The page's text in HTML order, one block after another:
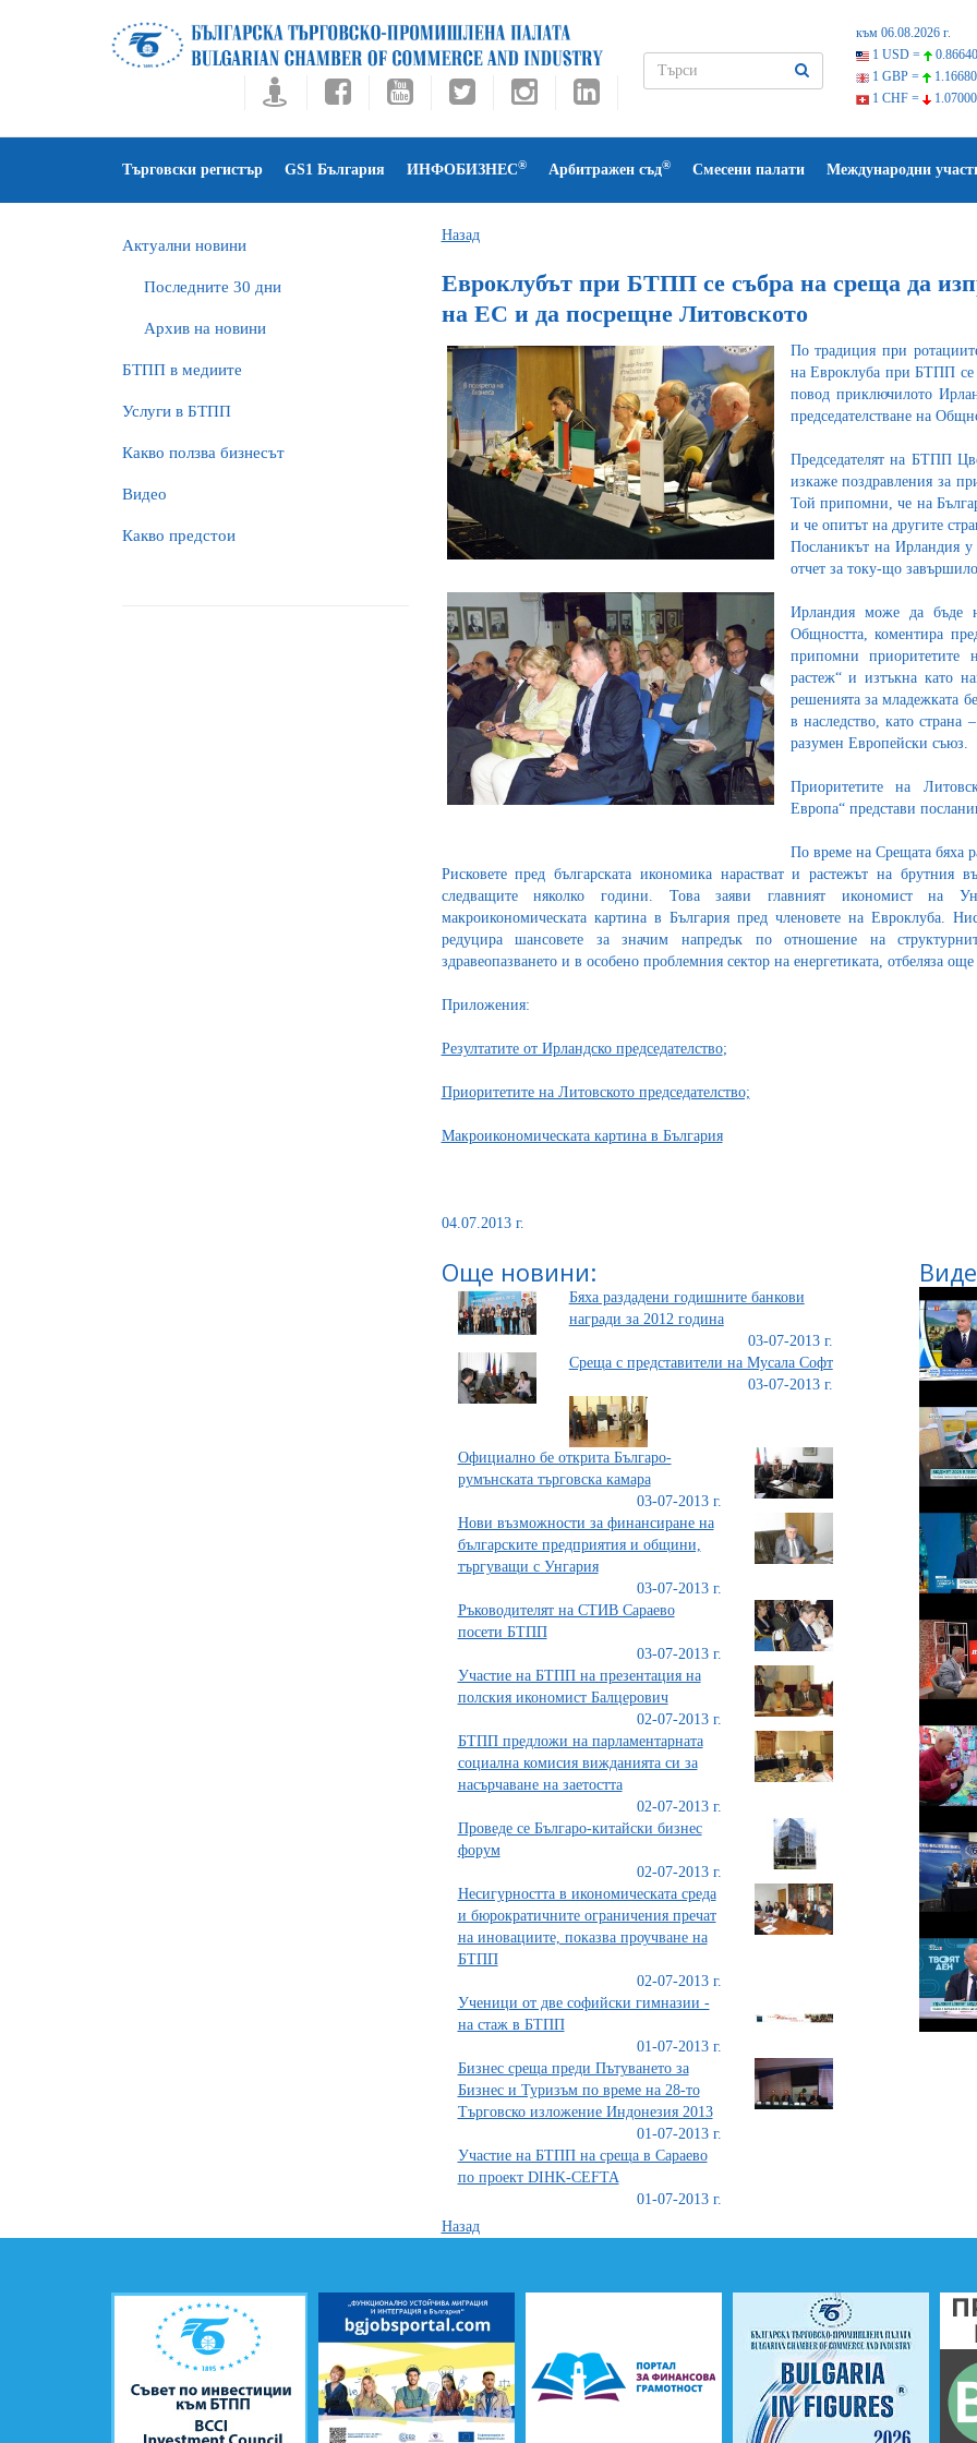
към 06.08.2026 г.
1 USD =
1 GBP =
1 CHF =
Търговски регистър GS1 България ИНФОБИЗНЕС® Арбитражен съд® Смесени палати Международни
Актуални новини
Последните 30 дни
Архив на новини
БTПП в медиите
Услуги в БТПП
Какво ползва бизнесът
Видео
Какво предстои
Назад
Евроклубът при БТПП се събра на среща да
на ЕС и да посрещне Литовското
По традиция при
на Евроклуба при БТПП се
повод приключилото
председателстване на
Председателят на БТПП
изкаже поздравления за
Той припомни, че на
и че опитът на другите
Посланикът на Ирландия
отчет за току-що
Ирландия може да бъде
Общността, коментира
припомни приоритетите
растеж“ и изтъкна като
решенията за младежката
в наследство, като
разумен Европейски съюз.
Приоритетите на
Европа“ представи
По време на Срещата бяха
Рисковете пред българската икономика нарастват и растежът на
следващите няколко години. Това заяви главният икономист на
макроикономическата картина в България пред членовете на Евроклуба.
редуцира шансовете за значим напредък по отношение на
здравеопазването и в особено проблемния сектор на енергетиката, отбеляза
Приложения:
Резултатите от Ирландско председателство;
Приоритетите на Литовското председателство;
Mакроикономическата картина в България
04.07.2013 г.
Още новини:
Бяха раздадени годишните банкови
награди за 2012 година
03-07-2013 г.
Среща с представители на Мусала Софт
03-07-2013 г.
Официално бе открита Българо-
румънската търговска камара
03-07-2013 г.
Нови възможности за финансиране на
българските предприятия и общини,
търгуващи с Унгария
03-07-2013 г.
Ръководителят на СТИВ Сараево
посети БТПП
03-07-2013 г.
Участие на БТПП на презентация на
полския икономист Балцерович
02-07-2013 г.
БТПП предложи на парламентарната
социална комисия вижданията си за
насърчаване на заетостта
02-07-2013 г.
Проведе се Българо-китайски бизнес
форум
02-07-2013 г.
Несигурността в икономическата среда
и бюрократичните ограничения пречат
на иновациите, показва проучване на
БТПП
02-07-2013 г.
Ученици от две софийски гимназии -
на стаж в БТПП
01-07-2013 г.
Бизнес среща преди Пътуването за
Бизнес и Туризъм по време на 28-то
Търговско изложение Индонезия 2013
01-07-2013 г.
Участие на БТПП на среща в Сараево
по проект DIHK-CEFTA
01-07-2013 г.
Назад